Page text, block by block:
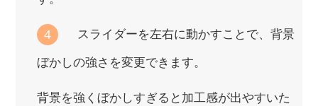
4
スライダーを左右に動かすことで、背景
ぼかしの強さを変更できます。
背景を強くぼかしすぎると加工感が出やすいた